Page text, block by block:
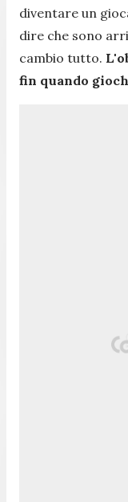
diventare un
dire che sono
cambio tutto.
fin quando